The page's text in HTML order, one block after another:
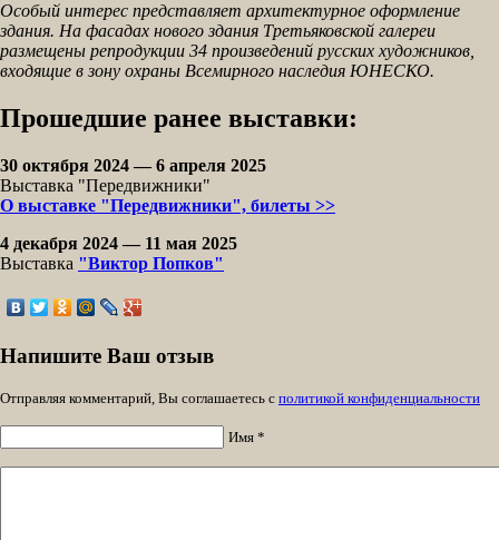
Особый интерес представляет архитектурное оформление
здания. На фасадах нового здания Третьяковской галереи
размещены репродукции 34 произведений русских художников,
входящие в зону охраны Всемирного наследия ЮНЕСКО.
Прошедшие ранее выставки:
30 октября 2024 — 6 апреля 2025
Выставка "Передвижники"
О выставке "Передвижники", билеты >>
4 декабря 2024 — 11 мая 2025
Выставка "Виктор Попков"
Напишите Ваш отзыв
Отправляя комментарий, Вы соглашаетесь с политикой конфиденциальности
Имя *